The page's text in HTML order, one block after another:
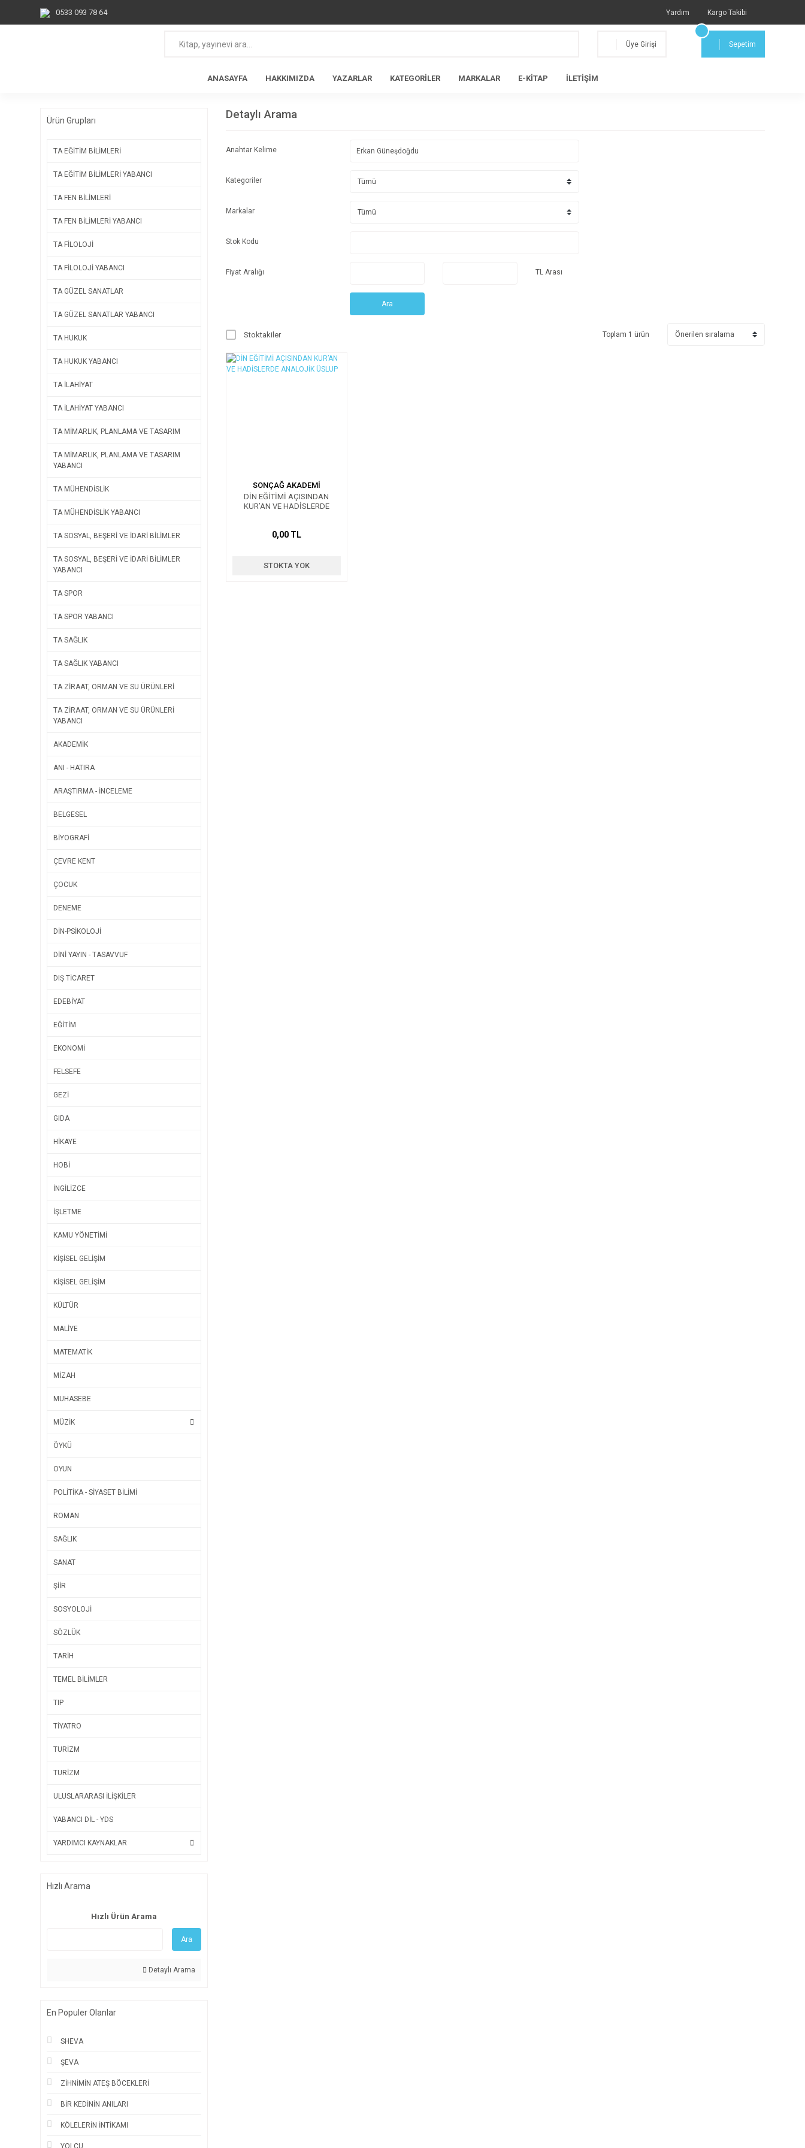
0533 093 78 64 Yardım Kargo Takibi
Üye Girişi Sepetim
ANASAYFA HAKKIMIZDA YAZARLAR KATEGORİLER MARKALAR E-KİTAP İLETİŞİM
Ürün Grupları
TA EĞİTİM BİLİMLERİ
TA EĞİTİM BİLİMLERİ YABANCI
TA FEN BİLİMLERİ
TA FEN BİLİMLERİ YABANCI
TA FİLOLOJİ
TA FİLOLOJİ YABANCI
TA GÜZEL SANATLAR
TA GÜZEL SANATLAR YABANCI
TA HUKUK
TA HUKUK YABANCI
TA İLAHİYAT
TA İLAHİYAT YABANCI
TA MİMARLIK, PLANLAMA VE TASARIM
TA MİMARLIK, PLANLAMA VE TASARIM
YABANCI
TA MÜHENDİSLİK
TA MÜHENDİSLİK YABANCI
TA SOSYAL, BEŞERİ VE İDARİ BİLİMLER
TA SOSYAL, BEŞERİ VE İDARİ BİLİMLER
YABANCI
TA SPOR
TA SPOR YABANCI
TA SAĞLIK
TA SAĞLIK YABANCI
TA ZİRAAT, ORMAN VE SU ÜRÜNLERİ
TA ZİRAAT, ORMAN VE SU ÜRÜNLERİ
YABANCI
AKADEMİK
ANI - HATIRA
ARAŞTIRMA - İNCELEME
BELGESEL
BİYOGRAFİ
ÇEVRE KENT
ÇOCUK
DENEME
DİN-PSİKOLOJİ
DİNİ YAYIN - TASAVVUF
DIŞ TİCARET
EDEBİYAT
EĞİTİM
EKONOMİ
FELSEFE
GEZİ
GIDA
HİKAYE
HOBİ
İNGİLİZCE
İŞLETME
KAMU YÖNETİMİ
KİŞİSEL GELİŞİM
KİŞİSEL GELİŞİM
KÜLTÜR
MALİYE
MATEMATİK
MİZAH
MUHASEBE
MÜZİK
ÖYKÜ
OYUN
POLİTİKA - SİYASET BİLİMİ
ROMAN
SAĞLIK
SANAT
ŞİİR
SOSYOLOJİ
SÖZLÜK
TARİH
TEMEL BİLİMLER
TIP
TİYATRO
TURİZM
TURİZM
ULUSLARARASI İLİŞKİLER
YABANCI DİL - YDS
YARDIMCI KAYNAKLAR
Hızlı Arama
Hızlı Ürün Arama
Ara
Detaylı Arama
En Populer Olanlar
SHEVA
ŞEVA
ZİHNİMİN ATEŞ BÖCEKLERİ
BİR KEDİNİN ANILARI
KÖLELERİN İNTİKAMI
YOLCU
Detaylı Arama
Anahtar Kelime
Kategoriler
Markalar
Stok Kodu
Fiyat Aralığı TL Arası
Ara
Stoktakiler Toplam 1 ürün
SONÇAĞ AKADEMİ
DİN EĞİTİMİ AÇISINDAN
KUR’AN VE HADİSLERDE
0,00 TL
STOKTA YOK